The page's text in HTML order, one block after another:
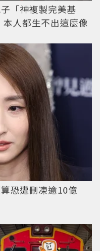
「神複製完美基
人都生不出這麼像
恐遭刪凍逾10億